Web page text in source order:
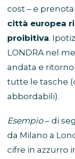
cost – e
città europea
proibitiva.
LONDRA nel
andata e
tutte le tasche
abbordabili).
Esempio– di
da Milano a
cifre in azzurro